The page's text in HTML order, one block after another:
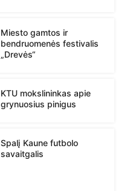
Miesto gamtos ir
bendruomenės festivalis
„Drevės“
KTU mokslininkas apie
grynuosius pinigus
Spalį Kaune futbolo
savaitgalis